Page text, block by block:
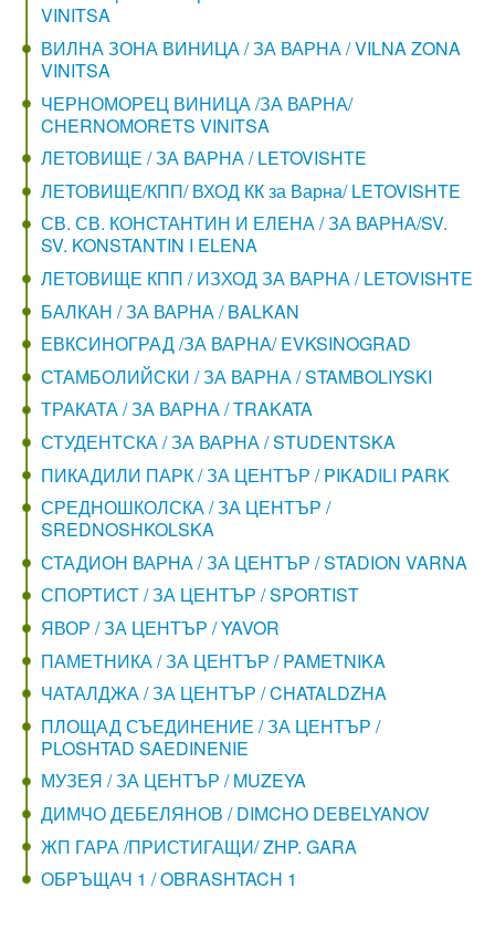
VINITSA
ВИЛНА ЗОНА ВИНИЦА / ЗА ВАРНА / VILNA ZONA
VINITSA
ЧЕРНОМОРЕЦ ВИНИЦА /ЗА ВАРНА/
CHERNOMORETS VINITSA
ЛЕТОВИЩЕ / ЗА ВАРНА / LETOVISHTE
ЛЕТОВИЩЕ/КПП/ ВХОД КК за Варна/ LETOVISHTE
СВ. СВ. КОНСТАНТИН И ЕЛЕНА / ЗА ВАРНА/SV.
SV. KONSTANTIN I ELENA
ЛЕТОВИЩЕ КПП / ИЗХОД ЗА ВАРНА / LETOVISHTE
БАЛКАН / ЗА ВАРНА / BALKAN
ЕВКСИНОГРАД /ЗА ВАРНА/ EVKSINOGRAD
СТАМБОЛИЙСКИ / ЗА ВАРНА / STAMBOLIYSKI
ТРАКАТА / ЗА ВАРНА / TRAKATA
СТУДЕНТСКА / ЗА ВАРНА / STUDENTSKA
ПИКАДИЛИ ПАРК / ЗА ЦЕНТЪР / PIKADILI PARK
СРЕДНОШКОЛСКА / ЗА ЦЕНТЪР /
SREDNOSHKOLSKA
СТАДИОН ВАРНА / ЗА ЦЕНТЪР / STADION VARNA
СПОРТИСТ / ЗА ЦЕНТЪР / SPORTIST
ЯВОР / ЗА ЦЕНТЪР / YAVOR
ПАМЕТНИКА / ЗА ЦЕНТЪР / PAMETNIKA
ЧАТАЛДЖА / ЗА ЦЕНТЪР / CHATALDZHA
ПЛОЩАД СЪЕДИНЕНИЕ / ЗА ЦЕНТЪР /
PLOSHTAD SAEDINENIE
МУЗЕЯ / ЗА ЦЕНТЪР / MUZEYA
ДИМЧО ДЕБЕЛЯНОВ / DIMCHO DEBELYANOV
ЖП ГАРА /ПРИСТИГАЩИ/ ZHP. GARA
ОБРЪЩАЧ 1 / OBRASHTACH 1